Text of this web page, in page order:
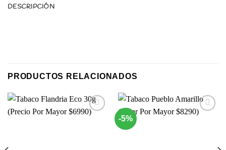
DESCRIPCIÓN
PRODUCTOS RELACIONADOS
-5%